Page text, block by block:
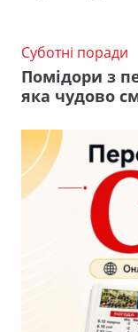
Суботні поради
Помідори з
яка чудово